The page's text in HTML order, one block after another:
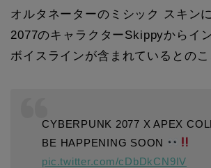
オルタネーターのミシック スキン
2077のキャラクターSkippyからイ
ボイスラインが含まれているとのこ
CYBERPUNK 2077 X APEX
BE HAPPENING SOON
pic.twitter.com/cDbDkCN9IV